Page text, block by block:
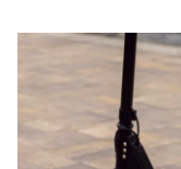
Пресс-
релизы
О
Metro